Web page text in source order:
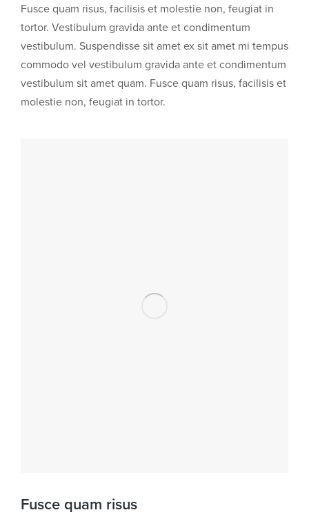
Fusce quam risus, facilisis et molestie non, feugiat in
tortor. Vestibulum gravida ante et condimentum
vestibulum. Suspendisse sit amet ex sit amet mi tempus
commodo vel vestibulum gravida ante et condimentum
vestibulum sit amet quam. Fusce quam risus, facilisis et
molestie non, feugiat in tortor.
Fusce quam risus